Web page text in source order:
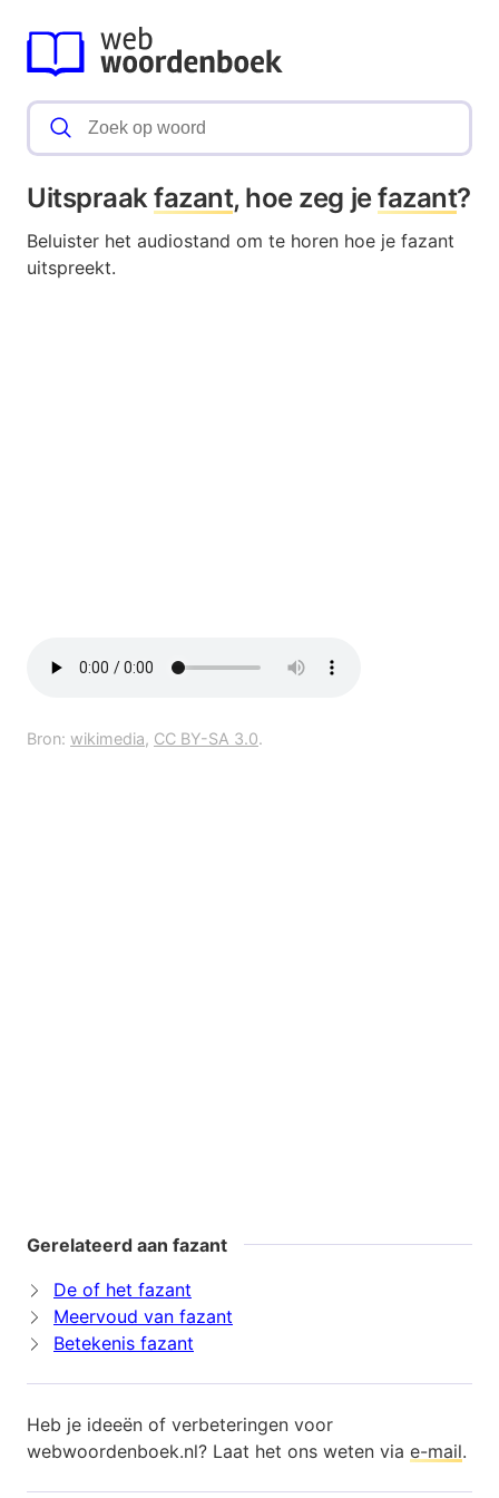
Uitspraakfazant, hoe zeg jefazant?
Beluister het audiostand om te horen hoe je fazant
uitspreekt.
Bron: wikimedia, CC BY-SA 3.0.
Gerelateerd aan fazant
De of het fazant
Meervoud van fazant
Betekenis fazant
Heb je ideeën of verbeteringen voor
webwoordenboek.nl? Laat het ons weten via e-mail.